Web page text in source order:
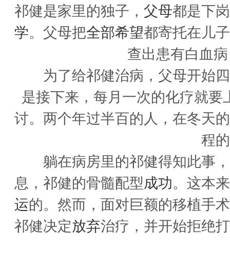
祁健是家里的独子， 父母都是下
学。父母把全部希望都寄托在儿
查出患有白血
为了给祁健治病，父母开始四
是接下来，每月一次的化疗就要
讨。两个年过半百的人，在冬天
程
躺在病房里的祁健得知此事，
息，祁健的骨髓配型成功。这本
运的。然而，面对巨额的移植手
祁健决定放弃治疗，并开始拒绝